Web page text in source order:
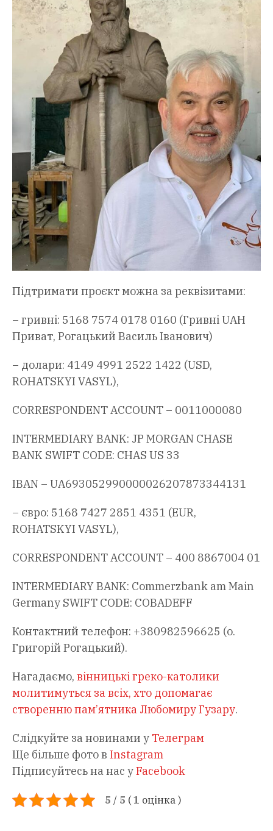
Підтримати проєкт можна за реквізитами:
– гривні: 5168 7574 0178 0160 (Гривні UAH
Приват, Рогацький Василь Іванович)
– долари: 4149 4991 2522 1422 (USD,
ROHATSKYI VASYL),
CORRESPONDENT ACCOUNT – 0011000080
INTERMEDIARY BANK: JP MORGAN CHASE
BANK SWIFT CODE: CHAS US 33
IBAN – UA693052990000026207873344131
– євро: 5168 7427 2851 4351 (EUR,
ROHATSKYI VASYL),
CORRESPONDENT ACCOUNT – 400 8867004 01
INTERMEDIARY BANK: Commerzbank am Main
Germany SWIFT CODE: COBADEFF
Контактний телефон: +380982596625 (о.
Григорій Рогацький).
Нагадаємо, вінницькі греко-католики
молитимуться за всіх, хто допомагає
створенню пам’ятника Любомиру Гузару.
Слідкуйте за новинами у Телеграм
Ще більше фото в Instagram
Підписуйтесь на нас уFacebook
5 / 5 (1 оцінка)